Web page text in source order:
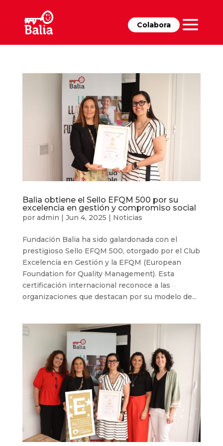
Colabora
Balia obtiene el Sello EFQM 500 por su
excelencia en gestión y compromiso social
por admin | Jun 4, 2025 | Noticias
Fundación Balia ha sido galardonada con el
prestigioso Sello EFQM 500, otorgado por el Club
Excelencia en Gestión y la EFQM (European
Foundation for Quality Management). Esta
certificación internacional reconoce a las
organizaciones que destacan por su modelo de...